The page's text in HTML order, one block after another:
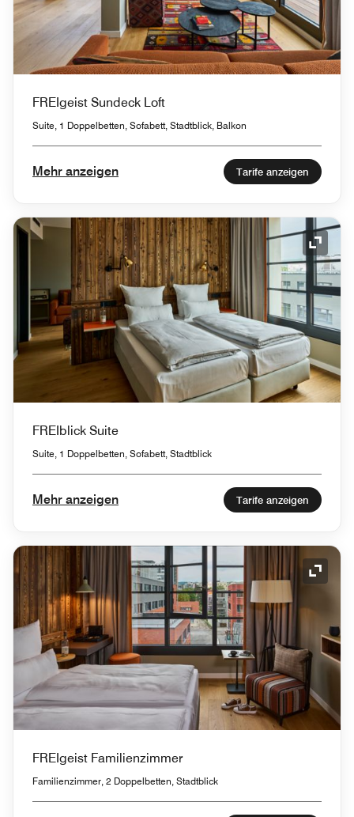
FREIgeist Sundeck Loft
Suite, 1 Doppelbetten, Sofabett, Stadtblick, Balkon
Mehr anzeigen Tarife anzeigen
FREIblick Suite
Suite, 1 Doppelbetten, Sofabett, Stadtblick
Mehr anzeigen Tarife anzeigen
FREIgeist Familienzimmer
Familienzimmer, 2 Doppelbetten, Stadtblick